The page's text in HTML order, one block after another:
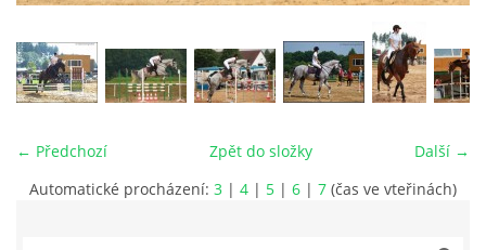
VIDEA
ODKAZY
← Předchozí Další →
Zpět do složky
Automatické procházení: 3 | 4 | 5 | 6 | 7 (čas ve vteřinách)